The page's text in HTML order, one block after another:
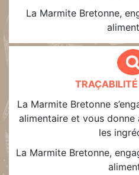
La Marmite Bretonne,
La Marmite Bretonne
alimentaire et vous donne
les
La Marmite Bretonne,